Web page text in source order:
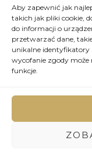
Aby zapewnić jak
takich jak pliki cookie,
do informacji o
przetwarzać dane,
unikalne identyfikatory
wycofanie zgody może
funkcje.
SKU:174
Opis
w sferę poza
duchowego
uderzającymi